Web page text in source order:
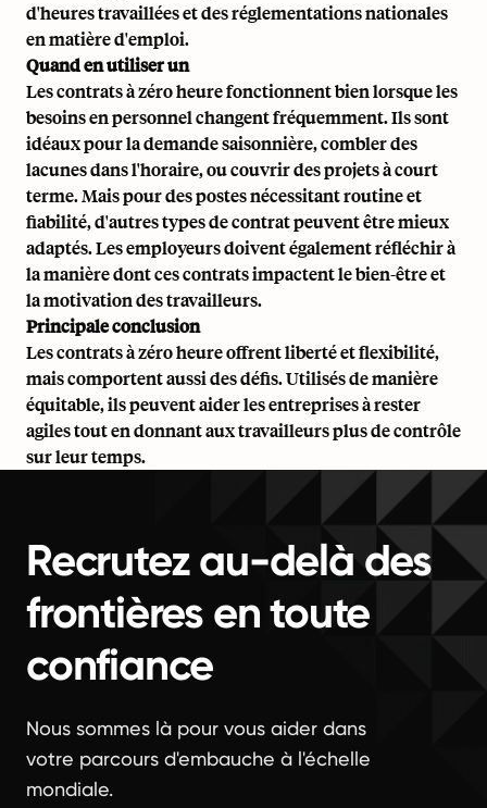
d'heures travaillées et des réglementations nationales
en matière d'emploi.
Quand en utiliser un
Les contrats à zéro heure fonctionnent bien lorsque les
besoins en personnel changent fréquemment. Ils sont
idéaux pourla demande saisonnière, combler des
lacunes dans l'horaire, ou couvrir des projets à court
terme. Mais pour des postes nécessitant routine et
fiabilité, d'autres types de contrat peuvent être mieux
adaptés. Les employeurs doivent également réfléchir à
la manière dont ces contrats impactent le bien-être et
la motivation des travailleurs.
Principale conclusion
Les contrats à zéro heure offrent liberté et flexibilité,
mais comportent aussi des défis. Utilisés de manière
équitable, ils peuvent aider les entreprises à rester
agiles tout en donnant aux travailleurs plus de contrôle
sur leur temps.
Recrutez au-delà des
frontières en toute
confiance
Nous sommes là pour vous aider dans
votre parcours d'embauche à l'échelle
mondiale.